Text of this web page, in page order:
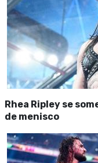
Rhea Ripley se
de menisco